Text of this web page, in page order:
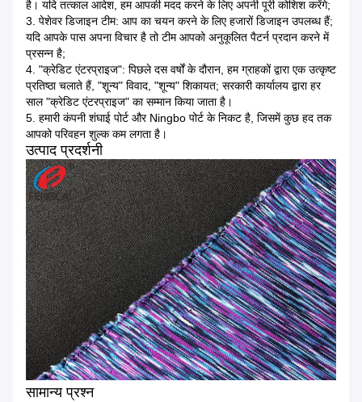
है। यदि तत्काल आदेश, हम आपकी मदद करने के लिए अपनी पूरी कोशिश करेंगे;
3. पेशेवर डिजाइन टीम: आप का चयन करने के लिए हजारों डिजाइन उपलब्ध हैं;
यदि आपके पास अपना विचार है तो टीम आपको अनुकूलित पैटर्न प्रदान करने में
प्रसन्न है;
4. "क्रेडिट एंटरप्राइज": पिछले दस वर्षों के दौरान, हम ग्राहकों द्वारा एक उत्कृष्ट
प्रतिष्ठा चलाते हैं, "शून्य" विवाद, "शून्य" शिकायत; सरकारी कार्यालय द्वारा हर
साल "क्रेडिट एंटरप्राइज" का सम्मान किया जाता है।
5. हमारी कंपनी शंघाई पोर्ट और Ningbo पोर्ट के निकट है, जिसमें कुछ हद तक
आपको परिवहन शुल्क कम लगता है।
उत्पाद प्रदर्शनी
सामान्य प्रश्न